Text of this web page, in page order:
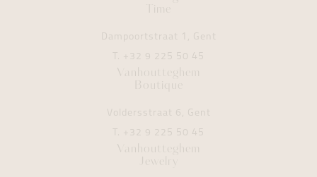
Time
Dampoortstraat 1, Gent
T. +32 9 225 50 45
Vanhoutteghem
Boutique
Voldersstraat 6, Gent
T. +32 9 225 50 45
Vanhoutteghem
Jewelry